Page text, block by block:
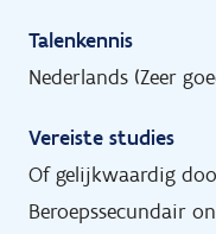
Talenkennis
Nederlands (Zeer
Vereiste studies
Of gelijkwaardig
Beroepssecundair